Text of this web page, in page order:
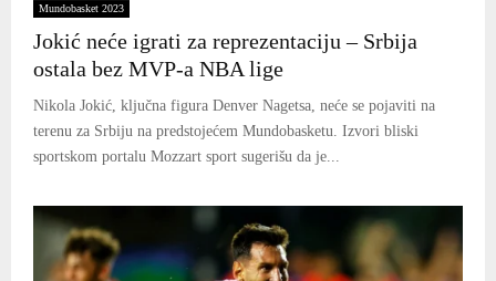
Mundobasket 2023
Jokić neće igrati za reprezentaciju – Srbija
ostala bez MVP-a NBA lige
Nikola Jokić, ključna figura Denver Nagetsa, neće se pojaviti na
terenu za Srbiju na predstojećem Mundobasketu. Izvori bliski
sportskom portalu Mozzart sport sugerišu da je...